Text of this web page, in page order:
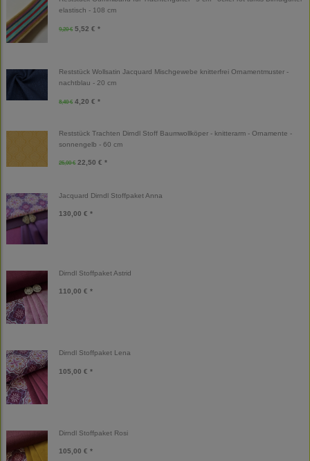
elastisch - 108 cm
9,20 € 5,52 € *
Reststück Wollsatin Jacquard Mischgewebe knitterfrei Ornamentmuster -
nachtblau - 20 cm
8,40 € 4,20 € *
Reststück Trachten Dirndl Stoff Baumwollköper - knitterarm - Ornamente -
sonnengelb - 60 cm
25,00 € 22,50 € *
Jacquard Dirndl Stoffpaket Anna
130,00 € *
Dirndl Stoffpaket Astrid
110,00 € *
Dirndl Stoffpaket Lena
105,00 € *
Dirndl Stoffpaket Rosi
105,00 € *